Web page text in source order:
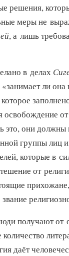
решения,
меры не
, а лишь
в делах
ли
это, они должны
группы лиц
которые в
от
получают от
даёт